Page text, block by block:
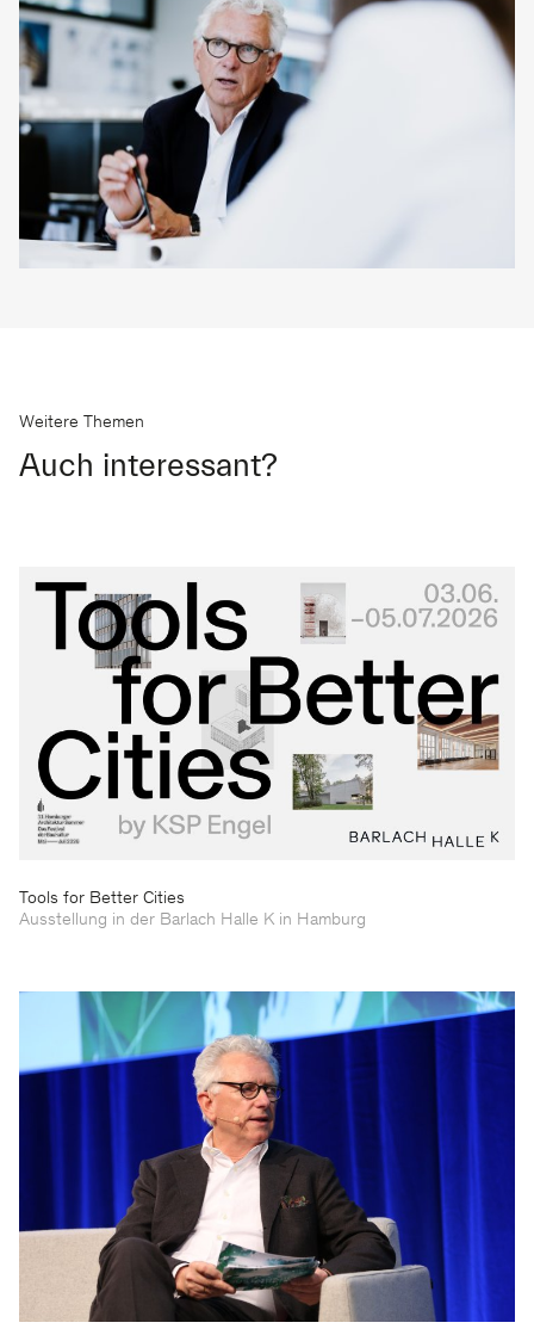
Weitere Themen
Auch interessant?
Tools for Better Cities
Ausstellung in der Barlach Halle K in Hamburg